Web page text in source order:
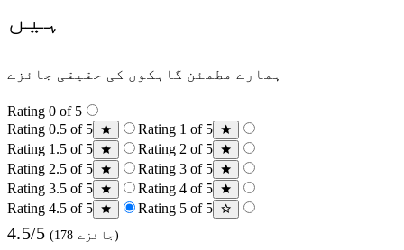
ہیں
ہمارے مطمئن گاہکوں کی حقیقی جائزے
Rating 0 of 5
Rating 0.5 of 5
Rating 1 of 5
Rating 1.5 of 5
Rating 2 of 5
Rating 2.5 of 5
Rating 3 of 5
Rating 3.5 of 5
Rating 4 of 5
Rating 4.5 of 5
Rating 5 of 5
4.5/5 (178 جائزے)